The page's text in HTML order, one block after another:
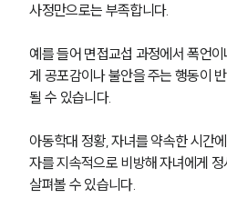
사정만으로는 부족합니다.
예를 들어 면접교섭 과정에서 폭언
게 공포감이나 불안을 주는 행동이
될 수 있습니다.
아동학대 정황, 자녀를 약속한 시간
자를 지속적으로 비방해 자녀에게
살펴볼 수 있습니다.